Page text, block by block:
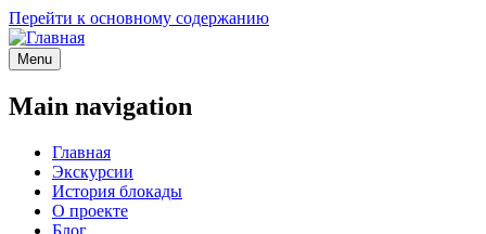
Перейти к основному содержанию
Menu
Main navigation
Главная
Экскурсии
История блокады
О проекте
Блог